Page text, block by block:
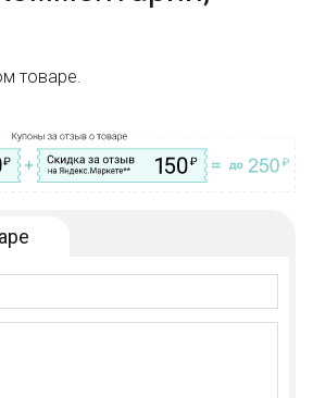
товаре.